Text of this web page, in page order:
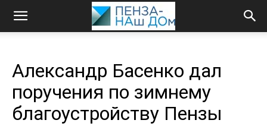
Александр Басенко дал
поручения по зимнему
благоустройству Пензы